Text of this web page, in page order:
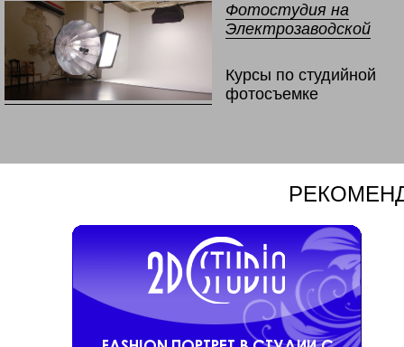
Фотостудия на
Электрозаводской
Курсы по студийной
фотосъемке